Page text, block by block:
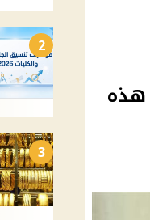
هذه
2
3